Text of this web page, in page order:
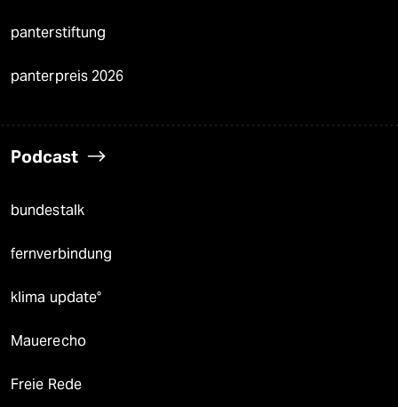
panterstiftung
panterpreis 2026
Podcast
bundestalk
fernverbindung
klima update°
Mauerecho
Freie Rede